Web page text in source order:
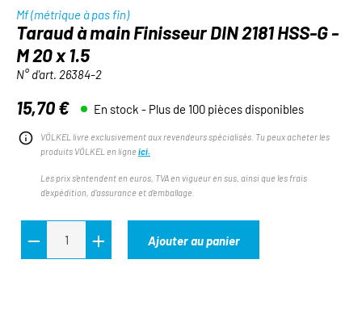
Mf (métrique à pas fin)
Taraud à main Finisseur DIN 2181 HSS-G -
M 20 x 1.5
N° d'art. 26384-2
Prix régulier :
15,70 € En stock - Plus de 100 pièces disponibles
VÖLKEL livre exclusivement aux revendeurs spécialisés. Tu peux acheter les
produits VÖLKEL en ligne ici.
Les prix s'entendent en euros, TVA en vigueur en sus, ainsi que les frais
d'expédition, d'assurance et d'emballage.
Ajouter au panier